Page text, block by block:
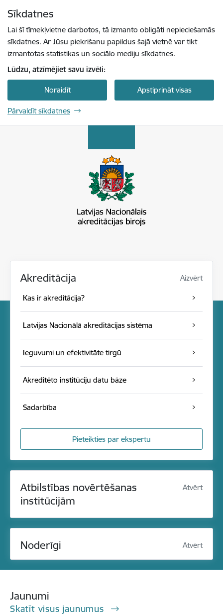
Sīkdatnes
Lai šī tīmekļvietne darbotos, tā izmanto obligāti nepieciešamās
sīkdatnes. Ar Jūsu piekrišanu papildus šajā vietnē var tikt
izmantotas statistikas un sociālo mediju sīkdatnes.
Lūdzu, atzīmējiet savu izvēli:
Noraidīt Apstiprināt visas
Pārvaldīt sīkdatnes
Akreditācija Aizvērt
Kas ir akreditācija?
Latvijas Nacionālā akreditācijas sistēma
Ieguvumi un efektivitāte tirgū
Akreditēto institūciju datu bāze
Sadarbība
Pieteikties par ekspertu
Atbilstības novērtēšanas
institūcijām
Atvērt
Noderīgi Atvērt
Jaunumi
Skatīt visus jaunumus